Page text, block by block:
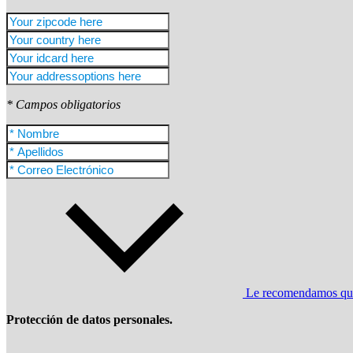
* Campos obligatorios
Le recomendamos
Protección de datos personales.